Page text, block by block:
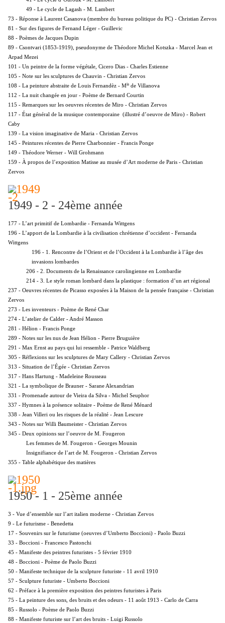
49 - Le cycle de Lagash - M. Lambert
73 - Réponse à Laurent Casanova (membre du bureau politique du PC) - Christian Zervos
81 - Sur des figures de Fernand Léger - Guillevic
88 - Poèmes de Jacques Dupin
89 - Csontvari (1853-1919), pseudonyme de Théodore Michel Kotszka - Marcel Jean et
Arpad Mezei
101 - Un peintre de la forme végétale, Cicero Dias - Charles Estienne
105 - Note sur les sculptures de Chauvin - Christian Zervos
108 - La peinture abstraite de Louis Fernandèz - Mis de Villanova
112 - La nuit changée en jour - Poème de Bernard Courtin
115 - Remarques sur les oeuvres récentes de Miro - Christian Zervos
117 - État général de la musique contemporaine (illustré d’oeuvre de Miro) - Robert
Caby
139 - La vision imaginative de Maria - Christian Zervos
145 - Peintures récentes de Pierre Charbonnier - Francis Ponge
149 - Théodore Werner - Will Grohmann
159 - À propos de l’exposition Matisse au musée d’Art moderne de Paris - Christian
Zervos
1949 - 2 - 24ème année
177 - L’art primitif de Lombardie - Fernanda Wittgens
196 - L’apport de la Lombardie à la civilisation chrétienne d’occident - Fernanda
Wittgens
196 - 1. Rencontre de l’Orient et de l’Occident à la Lombardie à l’âge des
invasions lombardes
206 - 2. Documents de la Renaissance carolingienne en Lombardie
214 - 3. Le style roman lombard dans la plastique : formation d’un art régional
237 - Oeuvres récentes de Picasso exposées à la Maison de la pensée française - Christian
Zervos
273 - Les inventeurs - Poème de René Char
274 - L’atelier de Calder - André Masson
281 - Hélion - Francis Ponge
289 - Notes sur les nus de Jean Hélion - Pierre Bruguière
291 - Max Ernst au pays qui lui ressemble - Patrice Waldberg
305 - Réflexions sur les sculptures de Mary Callery - Christian Zervos
313 - Situation de l’Égée - Christian Zervos
317 - Hans Hartung - Madeleine Rousseau
321 - La symbolique de Brauner - Sarane Alexandrian
331 - Promenade autour de Vieira da Silva - Michel Seuphor
337 - Hymnes à la présence solitaire - Poème de René Ménard
338 - Jean Villeri ou les risques de la réalité - Jean Lescure
343 - Notes sur Willi Baumeister - Christian Zervos
345 - Deux opinions sur l’oeuvre de M. Fougeron
Les femmes de M. Fougeron - Georges Mounin
Insignifiance de l’art de M. Fougeron - Christian Zervos
355 - Table alphabétique des matières
1950 - 1 - 25ème année
3 - Vue d’ensemble sur l’art italien moderne - Christian Zervos
9 - Le futurisme - Benedetta
17 - Souvenirs sur le futurisme (oeuvres d’Umberto Boccioni) - Paolo Buzzi
33 - Boccioni - Francesco Pastonchi
45 - Manifeste des peintres futuristes - 5 février 1910
48 - Boccioni - Poème de Paolo Buzzi
50 - Manifeste technique de la sculpture futuriste - 11 avril 1910
57 - Sculpture futuriste - Umberto Boccioni
62 - Préface à la première exposition des peintres futuristes à Paris
75 - La peinture des sons, des bruits et des odeurs - 11 août 1913 - Carlo de Carra
85 - Russolo - Poème de Paolo Buzzi
88 - Manifeste futuriste sur l’art des bruits - Luigi Russolo